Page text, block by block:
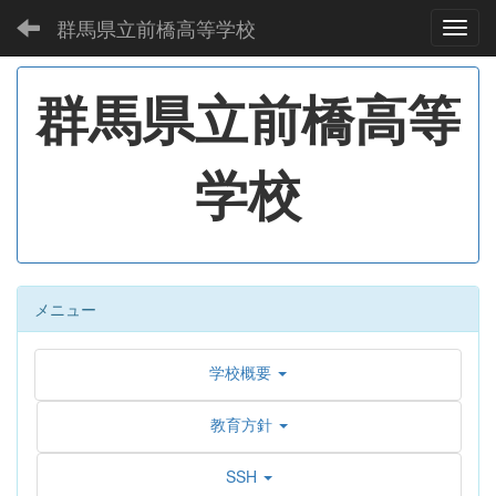
群馬県立前橋高等学校
群馬県立前橋高等
学校
メニュー
学校概要
教育方針
SSH